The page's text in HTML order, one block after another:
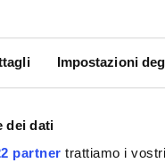
Impostazioni
dei dati
partner trattiamo i